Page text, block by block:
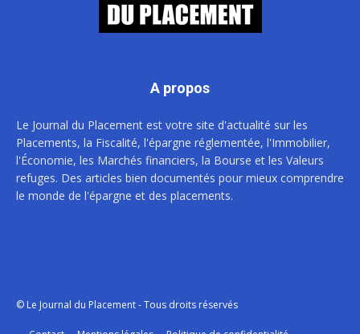
A propos
Le Journal du Placement est votre site d'actualité sur les
Placements, la Fiscalité, l'épargne réglementée, l'Immobilier,
l'Économie, les Marchés financiers, la Bourse et les Valeurs
refuges. Des articles bien documentés pour mieux comprendre
le monde de l'épargne et des placements.
© Le Journal du Placement - Tous droits réservés